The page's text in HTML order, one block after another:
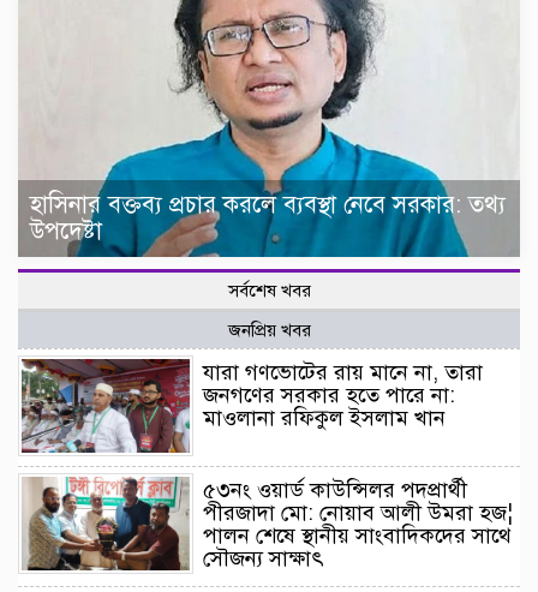
হাসিনার বক্তব্য প্রচার করলে ব্যবস্থা নেবে সরকার: তথ্য
উপদেষ্টা
সর্বশেষ খবর
জনপ্রিয় খবর
যারা গণভোটের রায় মানে না, তারা
জনগণের সরকার হতে পারে না:
মাওলানা রফিকুল ইসলাম খান
৫৩নং ওয়ার্ড কাউন্সিলর পদপ্রার্থী
পীরজাদা মো: নোয়াব আলী উমরা হজ¦
পালন শেষে স্থানীয় সাংবাদিকদের সাথে
সৌজন্য সাক্ষাৎ